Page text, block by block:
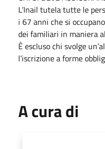
L’Inail tutela tutte le
i 67 anni che si
dei familiari in maniera
È escluso chi svolge
l’iscrizione a forme
A cura di